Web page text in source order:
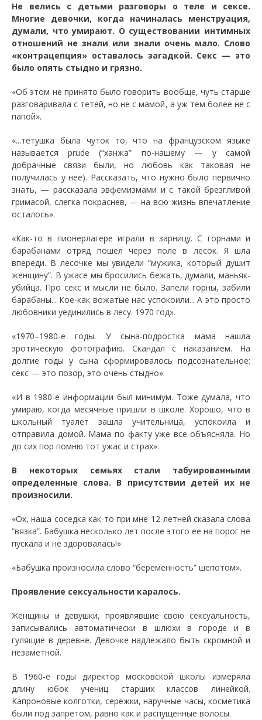
Не велись с детьми разговоры о теле и сексе.
Многие девочки, когда начиналась менструация,
думали, что умирают. О существовании интимных
отношений не знали или знали очень мало. Слово
«контрацепция» оставалось загадкой. Секс — это
было опять стыдно и грязно.
«Об этом не принято было говорить вообще, чуть старше
разговаривала с тетей, но не с мамой, а уж тем более не с
папой».
«...тетушка была чуток то, что на французском языке
называется prude (“ханжа” по-нашему — у самой
добрачные связи были, но любовь как таковая не
получилась у нее). Рассказать, что нужно было первично
знать, — рассказала эвфемизмами и с такой брезгливой
гримасой, слегка покраснев, — на всю жизнь впечатление
осталось».
«Как-то в пионерлагере играли в зарницу. С горнами и
барабанами отряд пошел через поле в лесок. Я шла
впереди. В лесочке мы увидели “мужика, который душит
женщину”. В ужасе мы бросились бежать, думали, маньяк-
убийца. Про секс и мысли не было. Запели горны, забили
барабаны... Кое-как вожатые нас успокоили... А это просто
любовники уединились в лесу. 1970 год».
«1970–1980-е годы. У сына-подростка мама нашла
эротическую фотографию. Скандал с наказанием. На
долгие годы у сына сформировалось подсознательное:
секс — это позор, это очень стыдно».
«И в 1980-е информации был минимум. Тоже думала, что
умираю, когда месячные пришли в школе. Хорошо, что в
школьный туалет зашла учительница, успокоила и
отправила домой. Мама по факту уже все объясняла. Но
до сих пор помню тот ужас и страх».
В некоторых семьях стали табуированными
определенные слова. В присутствии детей их не
произносили.
«Ох, наша соседка как-то при мне 12-летней сказала слова
“вязка”. Бабушка несколько лет после этого ее на порог не
пускала и не здоровалась!»
«Бабушка произносила слово “беременность” шепотом».
Проявление сексуальности каралось.
Женщины и девушки, проявлявшие свою сексуальность,
записывались автоматически в шлюхи в городе и в
гулящие в деревне. Девочке надлежало быть скромной и
незаметной.
В 1960-е годы директор московской школы измеряла
длину юбок учениц старших классов линейкой.
Капроновые колготки, сережки, наручные часы, косметика
были под запретом, равно как и распущенные волосы.